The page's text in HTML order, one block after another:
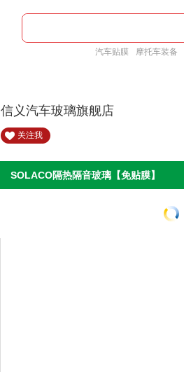
汽车贴膜 摩托车装备
信义汽车玻璃旗舰店
关注我
SOLACO隔热隔音玻璃【免贴膜】